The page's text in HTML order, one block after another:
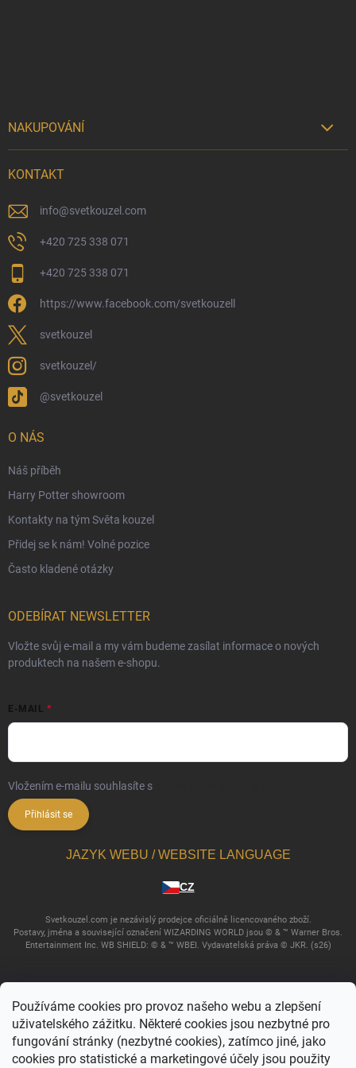
Používáme cookies pro provoz našeho webu a zlepšení
uživatelského zážitku. Některé cookies jsou nezbytné pro
fungování stránky (nezbytné cookies), zatímco jiné, jako
cookies pro statistické a marketingové účely jsou použity
NAKUPOVÁNÍ 
Kamenný obchod
Dárkový rádce 🎁
Reklamace a vrácení zboží
Věrnostní program
Velkoobchod
Ekologické balení objednávek
Podmínky ochrany osobních údajů
Ochranné známky a autorská práva
KONTAKT
info@svetkouzel.com
+420 725 338 071
+420 725 338 071
https://www.facebook.com/svetkouzell
svetkouzel
svetkouzel/
@svetkouzel
O NÁS
Náš příběh
Harry Potter showroom
Kontakty na tým Světa kouzel
Přidej se k nám! Volné pozice
Často kladené otázky
ODEBÍRAT NEWSLETTER
Vložte svůj e-mail a my vám budeme zasílat informace o nových
produktech na našem e-shopu.
E-MAIL
Vložením e-mailu souhlasíte s
Přihlásit se
JAZYK WEBU / WEBSITE LANGUAGE
CZ
Svetkouzel.com je nezávislý prodejce oficiálně licencovaného zboží.
Postavy, jména a související označení WIZARDING WORLD jsou © & ™ Warner Bros.
Entertainment Inc. WB SHIELD: © & ™ WBEI. Vydavatelská práva © JKR. (s26)